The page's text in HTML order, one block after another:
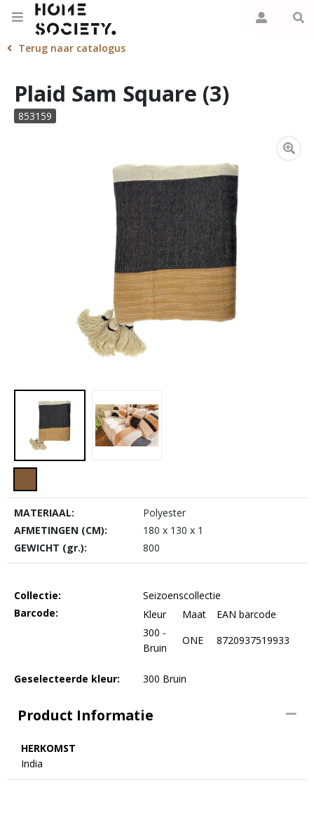
Terug naar catalogus
Plaid Sam Square (3)
853159
MATERIAAL:
Polyester
AFMETINGEN (CM):
180 x 130 x 1
GEWICHT (gr.):
800
Collectie:
Seizoenscollectie
Barcode:
Kleur Maat
EAN barcode
300 -
Bruin
ONE 8720937519933
Geselecteerde kleur: 300 Bruin
Product Informatie
HERKOMST
India